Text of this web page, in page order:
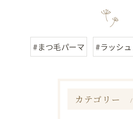
#まつ毛パーマ #ラッシ
カテゴリー